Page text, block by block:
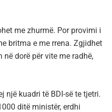
me zhurmë. Por provimi i
britma e me rrena. Zgjidhet
në dorë për vite me radhë,
një kuadri të BDI-së te tjetri.
ditë ministër, erdhi